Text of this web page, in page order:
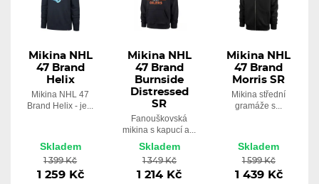
Mikina NHL
47 Brand
Helix
Mikina NHL 47
Brand Helix - je...
Skladem
1 399 Kč
1 259 Kč
Mikina NHL
47 Brand
Burnside
Distressed
SR
Fanouškovská
mikina s kapucí a...
Skladem
1 349 Kč
1 214 Kč
Mikina NHL
47 Brand
Morris SR
Mikina střední
gramáže s...
Skladem
1 599 Kč
1 439 Kč